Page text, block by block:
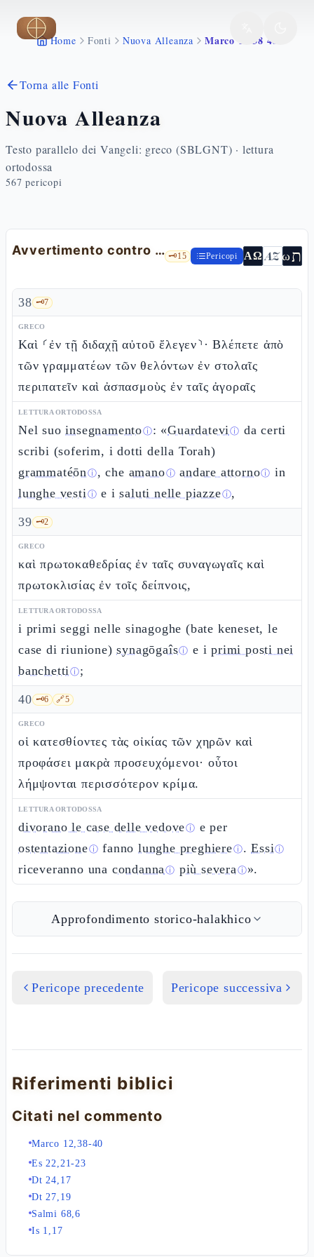
Vai al contenuto principale
Home Fonti Nuova Alleanza Marco 12 38 40
Torna alle Fonti
Nuova Alleanza
Testo parallelo dei Vangeli: greco (SBLGNT) · lettura
ortodossa
567 pericopi
Avvertimento contro gli scribi 🗝️15 Pericopi ΑΩ AZωת
38 🗝️7
GRECO
Καὶ ⸂ἐν τῇ διδαχῇ αὐτοῦ ἔλεγεν⸃· Βλέπετε ἀπὸ
τῶν γραμματέων τῶν θελόντων ἐν στολαῖς
περιπατεῖν καὶ ἀσπασμοὺς ἐν ταῖς ἀγοραῖς
LETTURA ORTODOSSA
Nel suoinsegnamentoⓘ: «Guardateviⓘ da certi
scribi (soferim, i dotti della Torah)
grammatéōnⓘ, che amanoⓘ andare attornoⓘ in
lunghe vestiⓘ e isaluti nelle piazzeⓘ,
39 🗝️2
GRECO
καὶ πρωτοκαθεδρίας ἐν ταῖς συναγωγαῖς καὶ
πρωτοκλισίας ἐν τοῖς δείπνοις,
LETTURA ORTODOSSA
i primi seggi nelle sinagoghe (bate keneset, le
case di riunione)synagōgaîsⓘ e iprimi posti nei
banchettiⓘ;
40 🗝️6 🔗5
GRECO
οἱ κατεσθίοντες τὰς οἰκίας τῶν χηρῶν καὶ
προφάσει μακρὰ προσευχόμενοι· οὗτοι
λήμψονται περισσότερον κρίμα.
LETTURA ORTODOSSA
divorano le case delle vedoveⓘ e per
ostentazioneⓘ fannolunghe preghiereⓘ.Essiⓘ
riceveranno una condannaⓘ più severaⓘ».
Approfondimento storico-halakhico
Pericope precedente Pericope successiva
Riferimenti biblici
Citati nel commento
Marco 12,38-40
Es 22,21-23
Dt 24,17
Dt 27,19
Salmi 68,6
Is 1,17